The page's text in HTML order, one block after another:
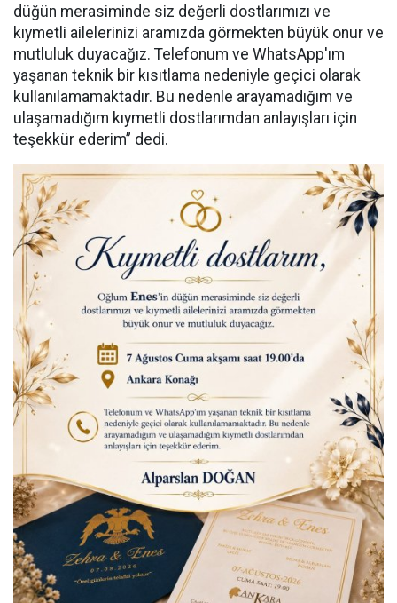
düğün merasiminde siz değerli dostlarımızı ve
kıymetli ailelerinizi aramızda görmekten büyük onur ve
mutluluk duyacağız. Telefonum ve WhatsApp'ım
yaşanan teknik bir kısıtlama nedeniyle geçici olarak
kullanılamamaktadır. Bu nedenle arayamadığım ve
ulaşamadığım kıymetli dostlarımdan anlayışları için
teşekkür ederim” dedi.